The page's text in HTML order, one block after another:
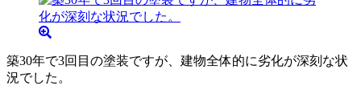
築30年で3回目の塗装ですが、建物全体的に劣化が深刻な状
況でした。